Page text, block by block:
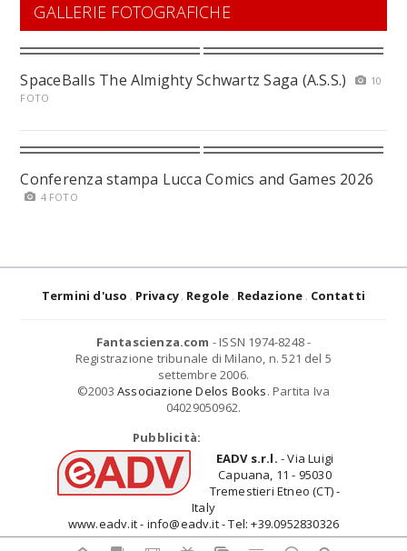
GALLERIE FOTOGRAFICHE
SpaceBalls The Almighty Schwartz Saga (A.S.S.)
10
FOTO
Conferenza stampa Lucca Comics and Games 2026
4 FOTO
Termini d'uso Privacy Regole Redazione Contatti
Fantascienza.com - ISSN 1974-8248 -
Registrazione tribunale di Milano, n. 521 del 5
settembre 2006.
©2003 Associazione Delos Books. Partita Iva
04029050962.
Pubblicità:
EADV s.r.l. - Via Luigi
Capuana, 11 - 95030
Tremestieri Etneo (CT) -
Italy
www.eadv.it - info@eadv.it - Tel: +39.0952830326